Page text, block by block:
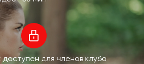
для членов клуба